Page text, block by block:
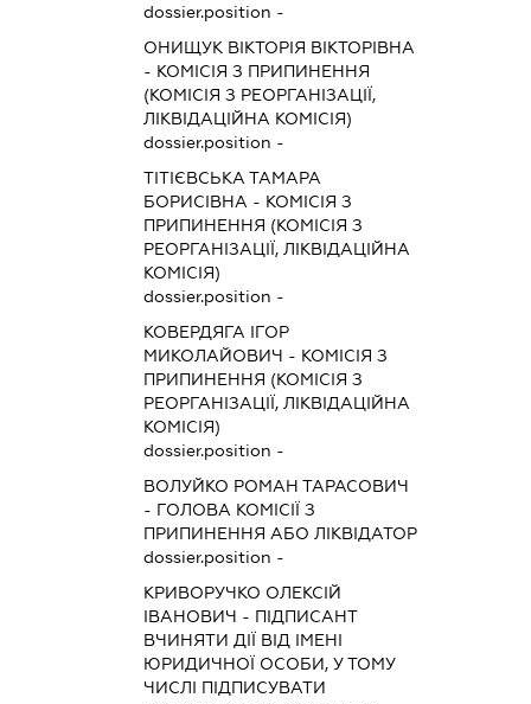
dossier.position -
ОНИЩУК ВІКТОРІЯ ВІКТОРІВНА
- КОМІСІЯ З ПРИПИНЕННЯ
(КОМІСІЯ З РЕОРГАНІЗАЦІЇ,
ЛІКВІДАЦІЙНА КОМІСІЯ)
dossier.position -
ТІТІЄВСЬКА ТАМАРА
БОРИСІВНА - КОМІСІЯ З
ПРИПИНЕННЯ (КОМІСІЯ З
РЕОРГАНІЗАЦІЇ, ЛІКВІДАЦІЙНА
КОМІСІЯ)
dossier.position -
КОВЕРДЯГА ІГОР
МИКОЛАЙОВИЧ - КОМІСІЯ З
ПРИПИНЕННЯ (КОМІСІЯ З
РЕОРГАНІЗАЦІЇ, ЛІКВІДАЦІЙНА
КОМІСІЯ)
dossier.position -
ВОЛУЙКО РОМАН ТАРАСОВИЧ
- ГОЛОВА КОМІСІЇ З
ПРИПИНЕННЯ АБО ЛІКВІДАТОР
dossier.position -
КРИВОРУЧКО ОЛЕКСІЙ
ІВАНОВИЧ - ПІДПИСАНТ
ВЧИНЯТИ ДІЇ ВІД ІМЕНІ
ЮРИДИЧНОЇ ОСОБИ, У ТОМУ
ЧИСЛІ ПІДПИСУВАТИ